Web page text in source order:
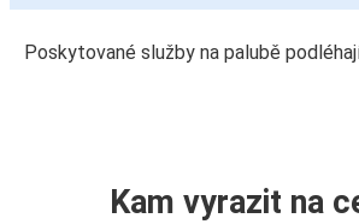
Poskytované služby na palubě
Kam vyrazit na